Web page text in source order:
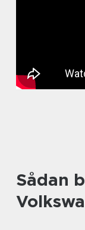
Sådan